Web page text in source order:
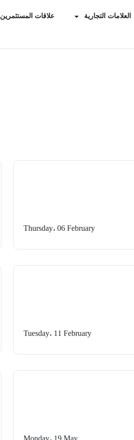
العلامات التجارية علاقات المستثمرين
Thursday، 06 February
Tuesday، 11 February
Monday، 19 May